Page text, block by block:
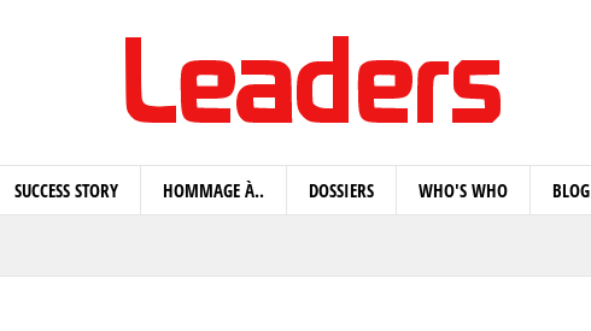
SUCCESS STORY HOMMAGE À.. DOSSIERS WHO'S WHO BLOG